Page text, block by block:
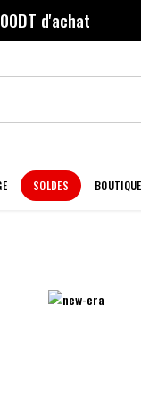
d'achat
SOLDES